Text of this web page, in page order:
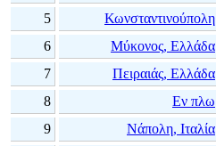
5
Κωνσταντινούπολη
6
Μύκονος, Ελλάδα
7
Πειραιάς, Ελλάδα
8
Εν πλω
9
Νάπολη, Ιταλία